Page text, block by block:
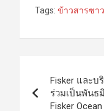
Tags: ข้าวสารซา
Fisker และบ
ร่วมเป็นพันธ
Fisker Ocean